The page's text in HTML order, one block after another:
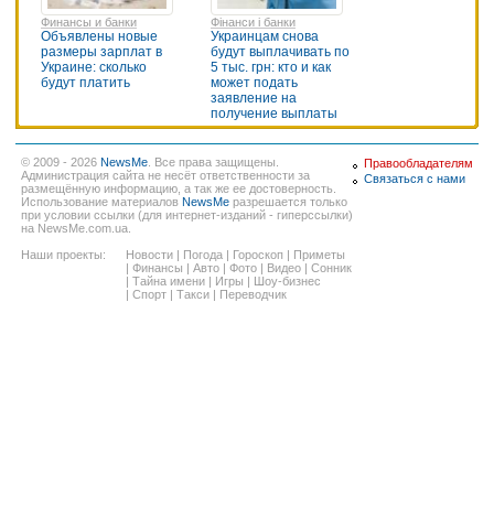
Финансы и банки
Объявлены новые
размеры зарплат в
Украине: сколько
будут платить
Фінанси і банки
Украинцам снова
будут выплачивать по
5 тыс. грн: кто и как
может подать
заявление на
получение выплаты
© 2009 - 2026 NewsMe . Все права защищены.
Администрация сайта не несёт ответственности за
размещённую информацию, а так же ее достоверность.
Использование материалов NewsMe разрешается только
при условии ссылки (для интернет-изданий - гиперссылки)
на NewsMe.com.ua.
Наши проекты:
Новости | Погода | Гороскоп | Приметы
| Финансы | Авто | Фото | Видео | Сонник
| Тайна имени | Игры | Шоу-бизнес
| Спорт | Такси | Переводчик
Правообладателям
Связаться с нами